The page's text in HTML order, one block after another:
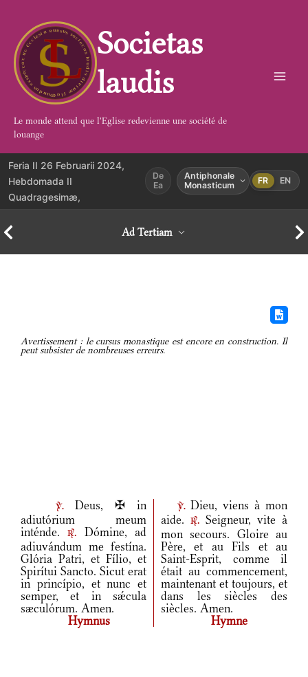
contenu
Societas
laudis
Le monde attend que l'Eglise redevienne une société de
louange
Feria II 26 Februarii 2024,
Hebdomada II
Quadragesimæ,
De
Ea
Antiphonale
Monasticum
FR EN
Ad Tertiam
Avertissement : le cursus monastique est encore en construction. Il
peut subsister de nombreuses erreurs.
v.Deus, ✠ in
adiutórium meum
inténde.r.
Dómine, ad
adiuvándum me festína.
Glória Patri, et Fílio, et
Spirítui Sancto. Sicut erat
in princípio, et nunc et
semper, et in sǽcula
sæculórum. Amen.
v.Dieu, viens à mon
aide.
r. Seigneur, vite à
mon secours. Gloire au
Père, et au Fils et au
Saint-Esprit, comme il
était au commencement,
maintenant et toujours, et
dans les siècles des
siècles. Amen.
Hymnus
Hymne